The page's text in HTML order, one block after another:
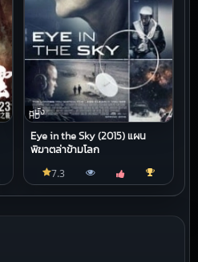
หนัง
HD
Eye in the Sky (2015) แผน
พิฆาตล่าข้ามโลก
7.3